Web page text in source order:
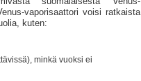
vaporisaattori voisi ratkaista
kuten:
minkä vuoksi ei